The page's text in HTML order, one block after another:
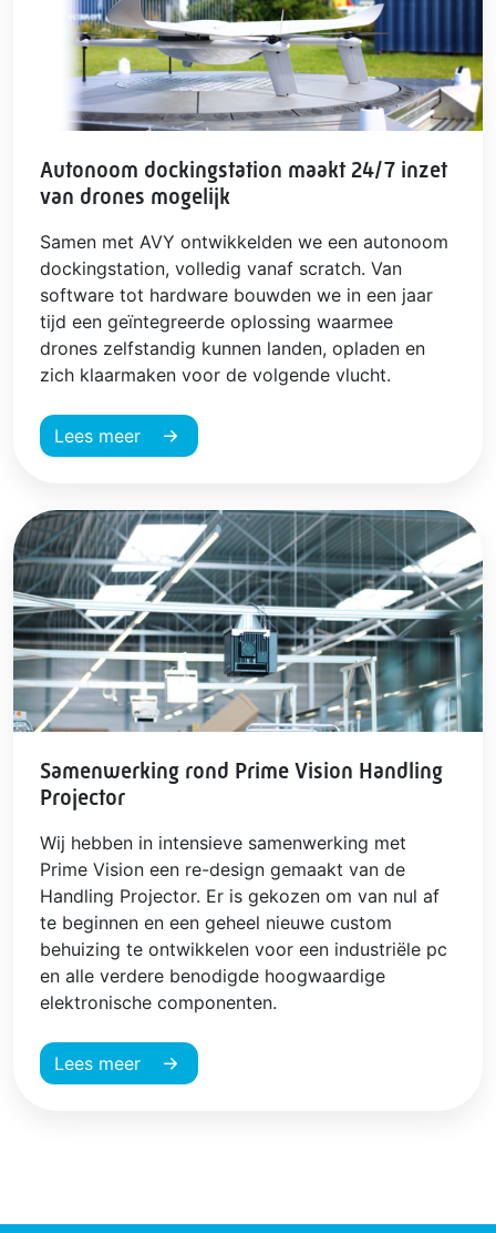
Autonoom dockingstation maakt 24/7 inzet
van drones mogelijk
Samen met AVY ontwikkelden we een autonoom
dockingstation, volledig vanaf scratch. Van
software tot hardware bouwden we in een jaar
tijd een geïntegreerde oplossing waarmee
drones zelfstandig kunnen landen, opladen en
zich klaarmaken voor de volgende vlucht.
Lees meer
Samenwerking rond Prime Vision Handling
Projector
Wij hebben in intensieve samenwerking met
Prime Vision een re-design gemaakt van de
Handling Projector. Er is gekozen om van nul af
te beginnen en een geheel nieuwe custom
behuizing te ontwikkelen voor een industriële pc
en alle verdere benodigde hoogwaardige
elektronische componenten.
Lees meer